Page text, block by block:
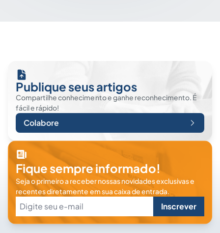
Publique seus artigos
Compartilhe conhecimento e ganhe reconhecimento. É
fácil e rápido!
Colabore
Fique sempre informado!
Seja o primeiro a receber nossas novidades exclusivas e
recentes diretamente em sua caixa de entrada.
Inscrever